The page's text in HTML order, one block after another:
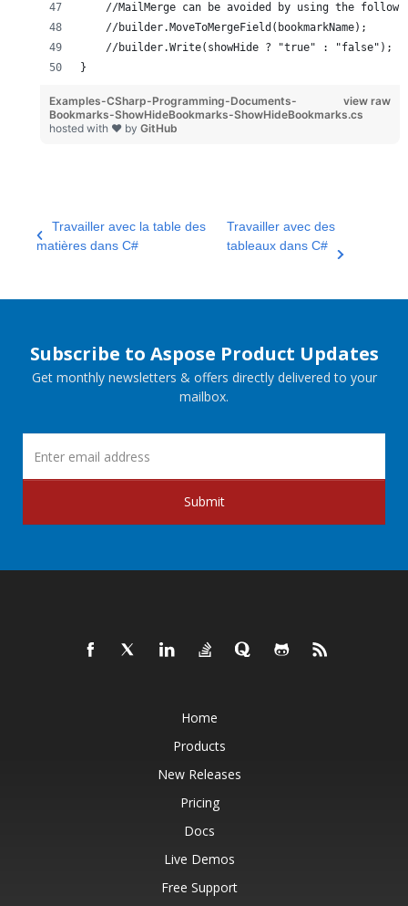
//MailMerge can be avoided by using the
    //builder.MoveToMergeField(bookmarkName);
    //builder.Write(showHide ? "true" : "false");
}
view raw
Examples-CSharp-Programming-Documents-
Bookmarks-ShowHideBookmarks-ShowHideBookmarks.cs
hosted with ❤ by GitHub
Travailler avec la table des
matières dans C#
Travailler avec des
tableaux dans C#
Subscribe to Aspose Product Updates
Get monthly newsletters & offers directly delivered to your
mailbox.
Submit
Home
Products
New Releases
Pricing
Docs
Live Demos
Free Support